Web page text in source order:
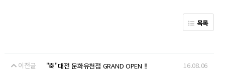
목록
이전글 "축"대전 문화유천점 GRAND OPEN !! 16.08.06